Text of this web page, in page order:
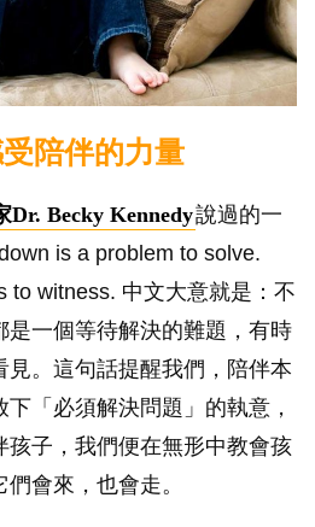
陪伴的力量
Dr. Becky Kennedy說過的一
is a problem to solve.
to witness. 中文大意就是：不
是一個等待解決的難題，有時
見。這句話提醒我們，陪伴本
「必須解決問題」的執意，
孩子，我們便在無形中教會孩
會來，也會走。